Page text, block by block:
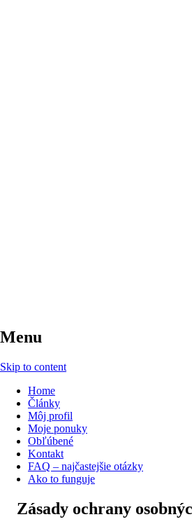
Menu
Skip to content
Home
Články
Môj profil
Moje ponuky
Obľúbené
Kontakt
FAQ – najčastejšie otázky
Ako to funguje
Zásady ochrany